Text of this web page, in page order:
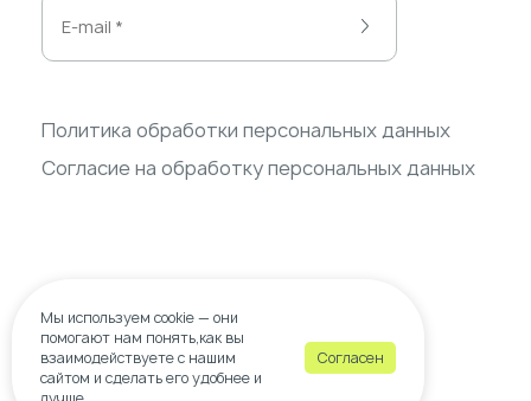
Политика обработки персональных данных
Согласие на обработку персональных данных
© 2026 wow-decor.ru
Мы используем cookie— они
помогают нам понять,как вы
взаимодействуете с нашим
сайтом и сделать его удобнее и
Согласен